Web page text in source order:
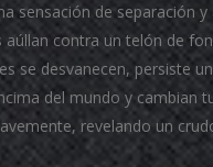
sensación de separación y
contra un telón de
se desvanecen, persiste
del mundo y cambian
revelando un